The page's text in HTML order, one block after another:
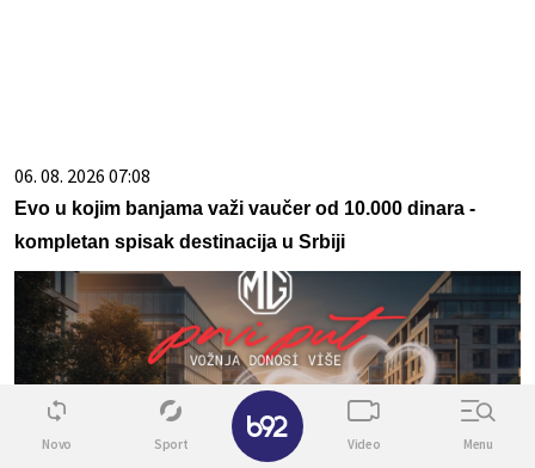
06. 08. 2026 07:08
Evo u kojim banjama važi vaučer od 10.000 dinara -
kompletan spisak destinacija u Srbiji
Novo Sport Video Menu
✕